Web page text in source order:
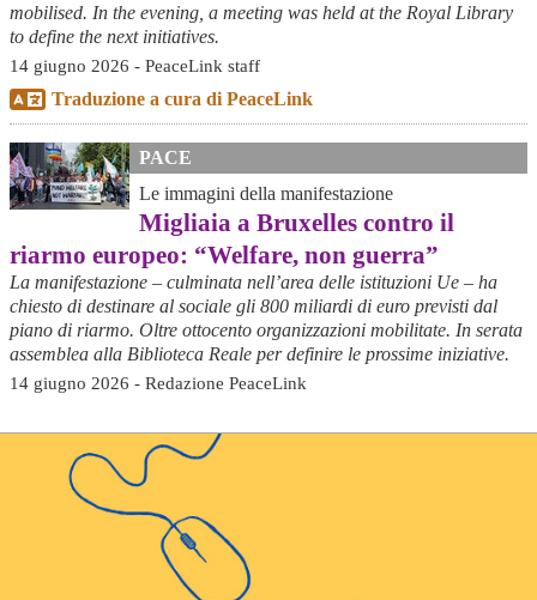
mobilised. In the evening, a meeting was held at the Royal Library
to define the next initiatives.
14 giugno 2026 - PeaceLink staff
Traduzione a cura di PeaceLink
PACE
Le immagini della manifestazione
Migliaia a Bruxelles contro il
riarmo europeo: “Welfare, non guerra”
La manifestazione – culminata nell’area delle istituzioni Ue – ha
chiesto di destinare al sociale gli 800 miliardi di euro previsti dal
piano di riarmo. Oltre ottocento organizzazioni mobilitate. In serata
assemblea alla Biblioteca Reale per definire le prossime iniziative.
14 giugno 2026 - Redazione PeaceLink